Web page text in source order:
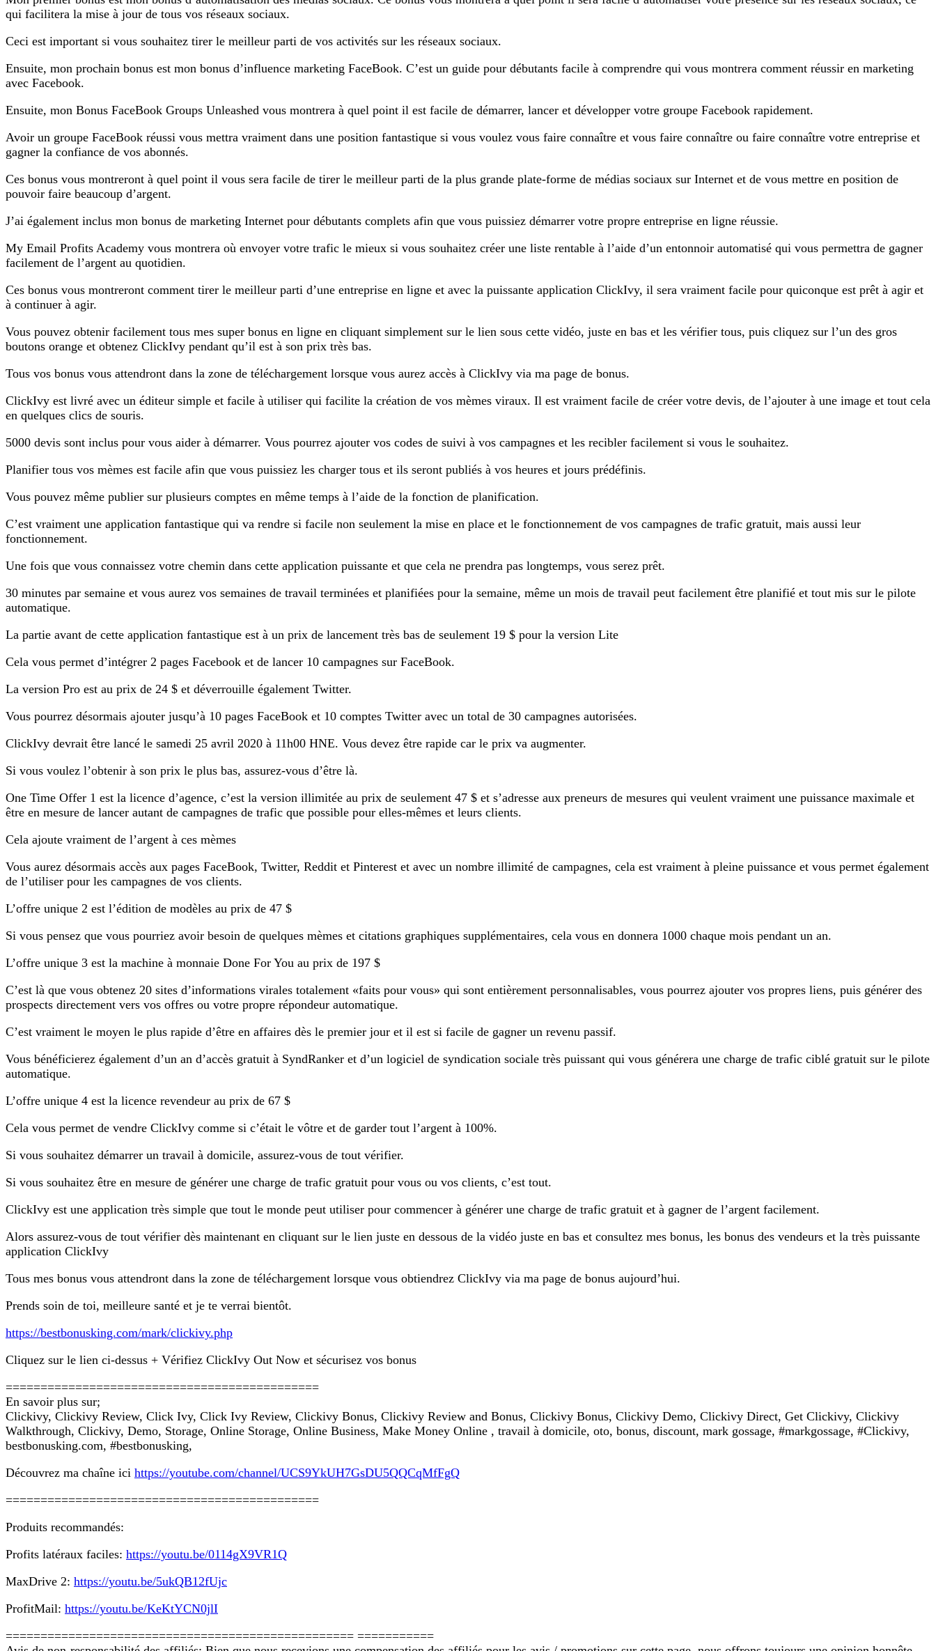
qui facilitera la mise à jour de tous vos réseaux sociaux.
Ceci est important si vous souhaitez tirer le meilleur parti de vos activités sur les réseaux sociaux.
Ensuite, mon prochain bonus est mon bonus d’influence marketing FaceBook. C’est un guide pour débutants facile à comprendre qui vous montrera comment réussir en marketing
avec Facebook.
Ensuite, mon Bonus FaceBook Groups Unleashed vous montrera à quel point il est facile de démarrer, lancer et développer votre groupe Facebook rapidement.
Avoir un groupe FaceBook réussi vous mettra vraiment dans une position fantastique si vous voulez vous faire connaître et vous faire connaître ou faire connaître votre entreprise et
gagner la confiance de vos abonnés.
Ces bonus vous montreront à quel point il vous sera facile de tirer le meilleur parti de la plus grande plate-forme de médias sociaux sur Internet et de vous mettre en position de
pouvoir faire beaucoup d’argent.
J’ai également inclus mon bonus de marketing Internet pour débutants complets afin que vous puissiez démarrer votre propre entreprise en ligne réussie.
My Email Profits Academy vous montrera où envoyer votre trafic le mieux si vous souhaitez créer une liste rentable à l’aide d’un entonnoir automatisé qui vous permettra de gagner
facilement de l’argent au quotidien.
Ces bonus vous montreront comment tirer le meilleur parti d’une entreprise en ligne et avec la puissante application ClickIvy, il sera vraiment facile pour quiconque est prêt à agir et
à continuer à agir.
Vous pouvez obtenir facilement tous mes super bonus en ligne en cliquant simplement sur le lien sous cette vidéo, juste en bas et les vérifier tous, puis cliquez sur l’un des gros
boutons orange et obtenez ClickIvy pendant qu’il est à son prix très bas.
Tous vos bonus vous attendront dans la zone de téléchargement lorsque vous aurez accès à ClickIvy via ma page de bonus.
ClickIvy est livré avec un éditeur simple et facile à utiliser qui facilite la création de vos mèmes viraux. Il est vraiment facile de créer votre devis, de l’ajouter à une image et tout cela
en quelques clics de souris.
5000 devis sont inclus pour vous aider à démarrer. Vous pourrez ajouter vos codes de suivi à vos campagnes et les recibler facilement si vous le souhaitez.
Planifier tous vos mèmes est facile afin que vous puissiez les charger tous et ils seront publiés à vos heures et jours prédéfinis.
Vous pouvez même publier sur plusieurs comptes en même temps à l’aide de la fonction de planification.
C’est vraiment une application fantastique qui va rendre si facile non seulement la mise en place et le fonctionnement de vos campagnes de trafic gratuit, mais aussi leur
fonctionnement.
Une fois que vous connaissez votre chemin dans cette application puissante et que cela ne prendra pas longtemps, vous serez prêt.
30 minutes par semaine et vous aurez vos semaines de travail terminées et planifiées pour la semaine, même un mois de travail peut facilement être planifié et tout mis sur le pilote
automatique.
La partie avant de cette application fantastique est à un prix de lancement très bas de seulement 19 $ pour la version Lite
Cela vous permet d’intégrer 2 pages Facebook et de lancer 10 campagnes sur FaceBook.
La version Pro est au prix de 24 $ et déverrouille également Twitter.
Vous pourrez désormais ajouter jusqu’à 10 pages FaceBook et 10 comptes Twitter avec un total de 30 campagnes autorisées.
ClickIvy devrait être lancé le samedi 25 avril 2020 à 11h00 HNE. Vous devez être rapide car le prix va augmenter.
Si vous voulez l’obtenir à son prix le plus bas, assurez-vous d’être là.
One Time Offer 1 est la licence d’agence, c’est la version illimitée au prix de seulement 47 $ et s’adresse aux preneurs de mesures qui veulent vraiment une puissance maximale et
être en mesure de lancer autant de campagnes de trafic que possible pour elles-mêmes et leurs clients.
Cela ajoute vraiment de l’argent à ces mèmes
Vous aurez désormais accès aux pages FaceBook, Twitter, Reddit et Pinterest et avec un nombre illimité de campagnes, cela est vraiment à pleine puissance et vous permet également
de l’utiliser pour les campagnes de vos clients.
L’offre unique 2 est l’édition de modèles au prix de 47 $
Si vous pensez que vous pourriez avoir besoin de quelques mèmes et citations graphiques supplémentaires, cela vous en donnera 1000 chaque mois pendant un an.
L’offre unique 3 est la machine à monnaie Done For You au prix de 197 $
C’est là que vous obtenez 20 sites d’informations virales totalement «faits pour vous» qui sont entièrement personnalisables, vous pourrez ajouter vos propres liens, puis générer des
prospects directement vers vos offres ou votre propre répondeur automatique.
C’est vraiment le moyen le plus rapide d’être en affaires dès le premier jour et il est si facile de gagner un revenu passif.
Vous bénéficierez également d’un an d’accès gratuit à SyndRanker et d’un logiciel de syndication sociale très puissant qui vous générera une charge de trafic ciblé gratuit sur le pilote
automatique.
L’offre unique 4 est la licence revendeur au prix de 67 $
Cela vous permet de vendre ClickIvy comme si c’était le vôtre et de garder tout l’argent à 100%.
Si vous souhaitez démarrer un travail à domicile, assurez-vous de tout vérifier.
Si vous souhaitez être en mesure de générer une charge de trafic gratuit pour vous ou vos clients, c’est tout.
ClickIvy est une application très simple que tout le monde peut utiliser pour commencer à générer une charge de trafic gratuit et à gagner de l’argent facilement.
Alors assurez-vous de tout vérifier dès maintenant en cliquant sur le lien juste en dessous de la vidéo juste en bas et consultez mes bonus, les bonus des vendeurs et la très puissante
application ClickIvy
Tous mes bonus vous attendront dans la zone de téléchargement lorsque vous obtiendrez ClickIvy via ma page de bonus aujourd’hui.
Prends soin de toi, meilleure santé et je te verrai bientôt.
https://bestbonusking.com/mark/clickivy.php
Cliquez sur le lien ci-dessus + Vérifiez ClickIvy Out Now et sécurisez vos bonus
=============================================
En savoir plus sur;
Clickivy, Clickivy Review, Click Ivy, Click Ivy Review, Clickivy Bonus, Clickivy Review and Bonus, Clickivy Bonus, Clickivy Demo, Clickivy Direct, Get Clickivy, Clickivy
Walkthrough, Clickivy, Demo, Storage, Online Storage, Online Business, Make Money Online , travail à domicile, oto, bonus, discount, mark gossage, #markgossage, #Clickivy,
bestbonusking.com, #bestbonusking,
Découvrez ma chaîne ici https://youtube.com/channel/UCS9YkUH7GsDU5QQCqMfFgQ
=============================================
Produits recommandés:
Profits latéraux faciles: https://youtu.be/0114gX9VR1Q
MaxDrive 2: https://youtu.be/5ukQB12fUjc
ProfitMail: https://youtu.be/KeKtYCN0jlI
================================================== ===========